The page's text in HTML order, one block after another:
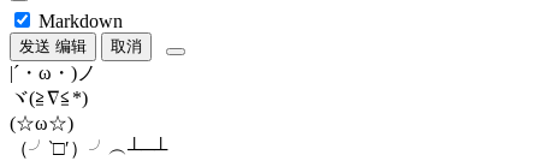
Markdown
发送 编辑 取消
|´・ω・)ノ
ヾ(≧∇≦*)ゝ
(☆ω☆)
（╯‵□′）╯︵┴─┴